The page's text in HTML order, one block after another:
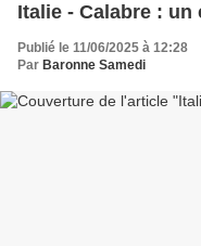
Italie - Calabre : un
Publié le 11/06/2025 à 12:28
Par Baronne Samedi